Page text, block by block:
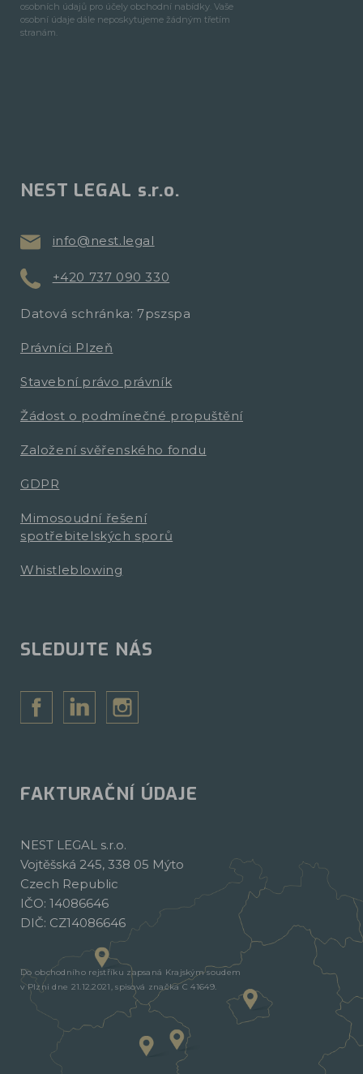
osobních údajů pro účely obchodní nabídky. Vaše
osobní údaje dále neposkytujeme žádným třetím
stranám.
NEST LEGAL s.r.o.
info@nest.legal
+420 737 090 330
Datová schránka: 7pszspa
Právníci Plzeň
Stavební právo právník
Žádost o podmínečné propuštění
Založení svěřenského fondu
GDPR
Mimosoudní řešení
spotřebitelských sporů
Whistleblowing
SLEDUJTE NÁS
FAKTURAČNÍ ÚDAJE
NEST LEGAL s.r.o.
Vojtěšská 245, 338 05 Mýto
Czech Republic
IČO: 14086646
DIČ: CZ14086646
Do obchodního rejstříku zapsaná Krajským soudem
v Plzni dne 21.12.2021, spisová značka C 41649.